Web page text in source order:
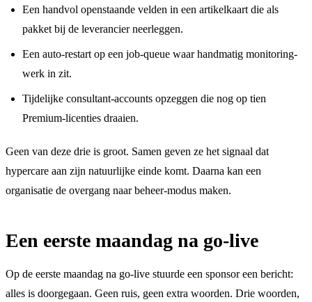
Een handvol openstaande velden in een artikelkaart die als
pakket bij de leverancier neerleggen.
Een auto-restart op een job-queue waar handmatig monitoring-
werk in zit.
Tijdelijke consultant-accounts opzeggen die nog op tien
Premium-licenties draaien.
Geen van deze drie is groot. Samen geven ze het signaal dat
hypercare aan zijn natuurlijke einde komt. Daarna kan een
organisatie de overgang naar beheer-modus maken.
Een eerste maandag na go-live
Op de eerste maandag na go-live stuurde een sponsor een bericht:
alles is doorgegaan. Geen ruis, geen extra woorden. Drie woorden,